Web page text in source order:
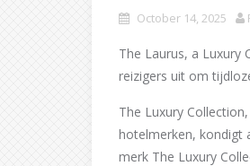
October 14, 2025
The Laurus, a Luxury
reizigers uit om
The Luxury
hotelmerken, kondigt
merk The Luxury